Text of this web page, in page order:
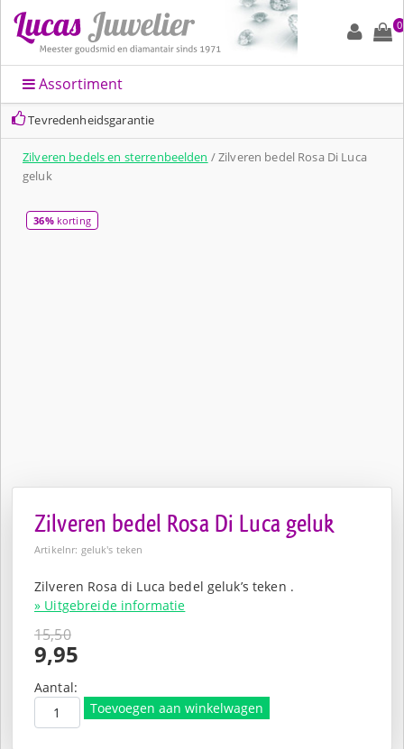
0
Assortiment
Tevredenheidsgarantie
Zilveren bedels en sterrenbeelden / Zilveren bedel Rosa Di Luca
geluk
36%korting
Zilveren bedel Rosa Di Luca geluk
Artikelnr: geluk's teken
Zilveren Rosa di Luca bedel geluk’s teken .
» Uitgebreide informatie
15,50
Oorspronkelijke
prijs
was:
€15,50.
9,95
Huidige
prijs
is:
€9,95.
Aantal:
Toevoegen aan winkelwagen